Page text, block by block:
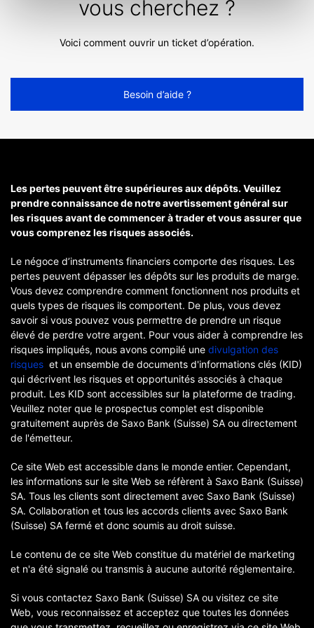
vous cherchez ?
Voici comment ouvrir un ticket d’opération.
Besoin d’aide ?
Les pertes peuvent être supérieures aux dépôts. Veuillez
prendre connaissance de notre avertissement général sur
les risques avant de commencer à trader et vous assurer que
vous comprenez les risques associés.
Le négoce d’instruments financiers comporte des risques. Les
pertes peuvent dépasser les dépôts sur les produits de marge.
Vous devez comprendre comment fonctionnent nos produits et
quels types de risques ils comportent. De plus, vous devez
savoir si vous pouvez vous permettre de prendre un risque
élevé de perdre votre argent. Pour vous aider à comprendre les
risques impliqués, nous avons compilé une divulgation des
risques et un ensemble de documents d'informations clés (KID)
qui décrivent les risques et opportunités associés à chaque
produit. Les KID sont accessibles sur la plateforme de trading.
Veuillez noter que le prospectus complet est disponible
gratuitement auprès de Saxo Bank (Suisse) SA ou directement
de l'émetteur.
Ce site Web est accessible dans le monde entier. Cependant,
les informations sur le site Web se réfèrent à Saxo Bank (Suisse)
SA. Tous les clients sont directement avec Saxo Bank (Suisse)
SA. Collaboration et tous les accords clients avec Saxo Bank
(Suisse) SA fermé et donc soumis au droit suisse.
Le contenu de ce site Web constitue du matériel de marketing
et n'a été signalé ou transmis à aucune autorité réglementaire.
Si vous contactez Saxo Bank (Suisse) SA ou visitez ce site
Web, vous reconnaissez et acceptez que toutes les données